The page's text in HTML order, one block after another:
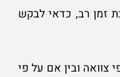
זמן רב, כדאי לבקש
צוואה ובין אם על פי